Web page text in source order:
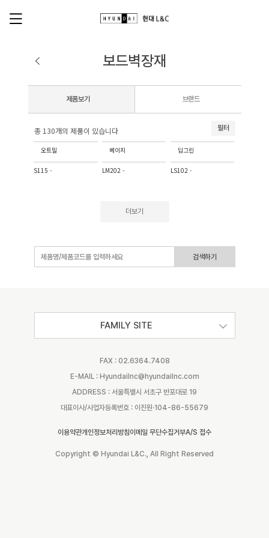
보드벽장재
제품보기 브랜드
총 130개의 제품이 있습니다 필터
오트밀 베이지 딥그린
S115 - LM202 - LS102 -
더보기
검색하기
FAMILY SITE
FAX : 02.6364.7408
E-MAIL : Hyundailnc@hyundailnc.com
ADDRESS : 서울특별시 서초구 반포대로 19
대표이사/사업자등록번호 : 이진원·104-86-55679
이용약관개인정보처리방침이메일 무단수집거부A/S 접수
Copyright © Hyundai L&C., All Right Reserved